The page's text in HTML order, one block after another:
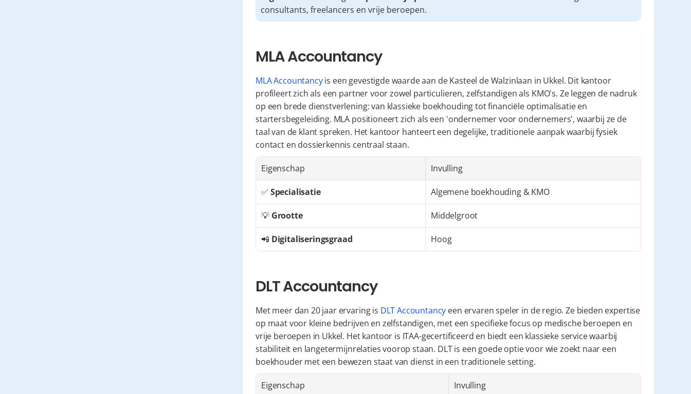
consultants, freelancers en vrije beroepen.
MLA Accountancy
MLA Accountancy is een gevestigde waarde aan de Kasteel de Walzinlaan in Ukkel. Dit kantoor
profileert zich als een partner voor zowel particulieren, zelfstandigen als KMO's. Ze leggen de nadruk
op een brede dienstverlening: van klassieke boekhouding tot financiële optimalisatie en
startersbegeleiding. MLA positioneert zich als een 'ondernemer voor ondernemers', waarbij ze de
taal van de klant spreken. Het kantoor hanteert een degelijke, traditionele aanpak waarbij fysiek
contact en dossierkennis centraal staan.
Eigenschap Invulling
✅ Specialisatie Algemene boekhouding & KMO
💡 Grootte Middelgroot
📲 Digitaliseringsgraad Hoog
DLT Accountancy
Met meer dan 20 jaar ervaring is DLT Accountancy een ervaren speler in de regio. Ze bieden expertise
op maat voor kleine bedrijven en zelfstandigen, met een specifieke focus op medische beroepen en
vrije beroepen in Ukkel. Het kantoor is ITAA-gecertificeerd en biedt een klassieke service waarbij
stabiliteit en langetermijnrelaties voorop staan. DLT is een goede optie voor wie zoekt naar een
boekhouder met een bewezen staat van dienst in een traditionele setting.
Eigenschap Invulling